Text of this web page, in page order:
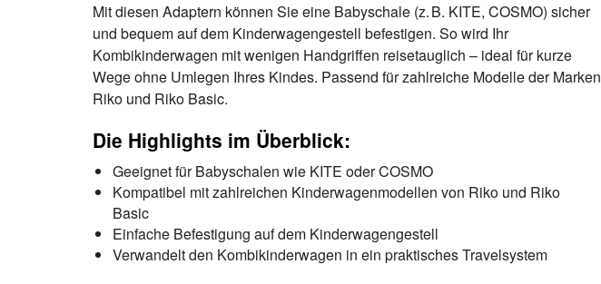
Mit diesen Adaptern können Sie eine Babyschale (z. B. KITE, COSMO) sicher
und bequem auf dem Kinderwagengestell befestigen. So wird Ihr
Kombikinderwagen mit wenigen Handgriffen reisetauglich – ideal für kurze
Wege ohne Umlegen Ihres Kindes. Passend für zahlreiche Modelle der Marken
Riko und Riko Basic.
Die Highlights im Überblick:
Geeignet für Babyschalen wie KITE oder COSMO
Kompatibel mit zahlreichen Kinderwagenmodellen von Riko und Riko
Basic
Einfache Befestigung auf dem Kinderwagengestell
Verwandelt den Kombikinderwagen in ein praktisches Travelsystem